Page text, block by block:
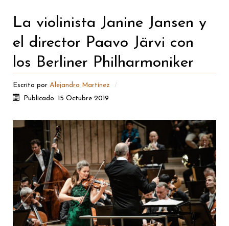
La violinista Janine Jansen y
el director Paavo Järvi con
los Berliner Philharmoniker
Escrito por Alejandro Martínez
Publicado: 15 Octubre 2019